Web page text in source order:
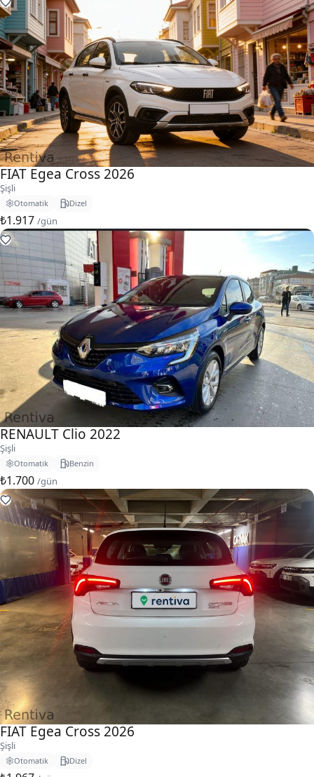
FIAT Egea Cross 2026
Şişli
Otomatik Dizel
₺1.917 /gün
RENAULT Clio 2022
Şişli
Otomatik Benzin
₺1.700 /gün
FIAT Egea Cross 2026
Şişli
Otomatik Dizel